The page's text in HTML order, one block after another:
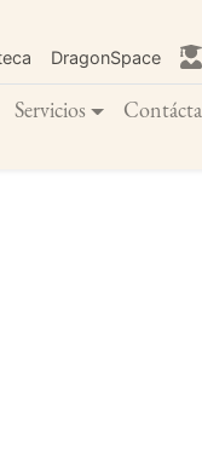
DragonSpace
Servicios